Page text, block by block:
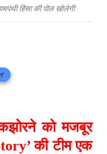
हिंसा की पोल खोलेगी
को मजबूर
की टीम एक